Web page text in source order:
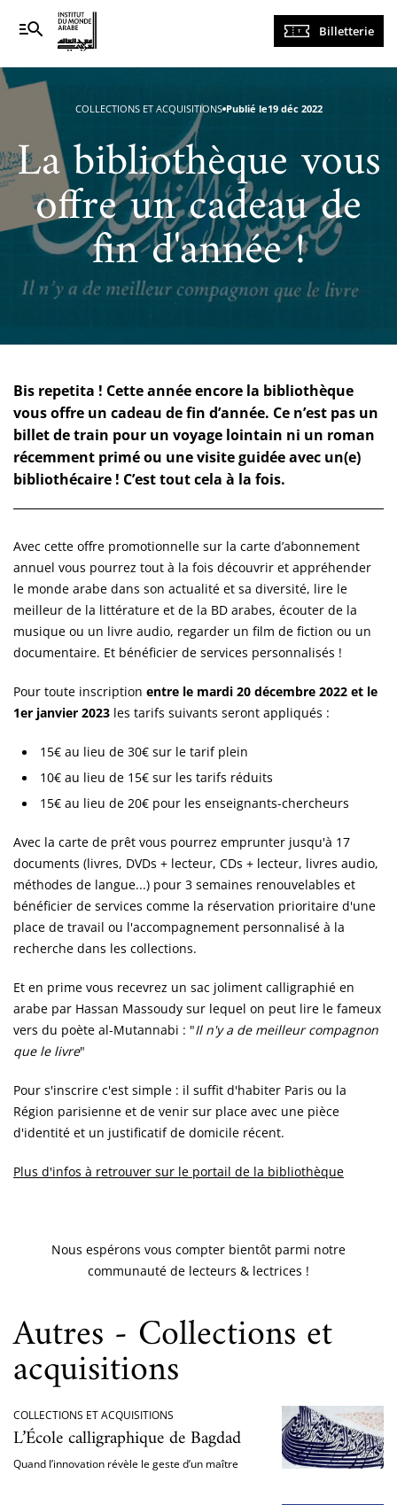
Navigation
principale
Billetterie
COLLECTIONS ET ACQUISITIONS Publié le19 déc 2022
La bibliothèque vous
offre un cadeau de
fin d'année !
Bis repetita ! Cette année encore la bibliothèque
vous offre un cadeau de fin d’année. Ce n’est pas un
billet de train pour un voyage lointain ni un roman
récemment primé ou une visite guidée avec un(e)
bibliothécaire ! C’est tout cela à la fois.
Avec cette offre promotionnelle sur la carte d’abonnement
annuel vous pourrez tout à la fois découvrir et appréhender
le monde arabe dans son actualité et sa diversité, lire le
meilleur de la littérature et de la BD arabes, écouter de la
musique ou un livre audio, regarder un film de fiction ou un
documentaire. Et bénéficier de services personnalisés !
Pour toute inscription entre le mardi 20 décembre 2022 et le
1er janvier 2023 les tarifs suivants seront appliqués :
15€ au lieu de 30€ sur le tarif plein
10€ au lieu de 15€ sur les tarifs réduits
15€ au lieu de 20€ pour les enseignants-chercheurs
Avec la carte de prêt vous pourrez emprunter jusqu'à 17
documents (livres, DVDs + lecteur, CDs + lecteur, livres audio,
méthodes de langue...) pour 3 semaines renouvelables et
bénéficier de services comme la réservation prioritaire d'une
place de travail ou l'accompagnement personnalisé à la
recherche dans les collections.
Et en prime vous recevrez un sac joliment calligraphié en
arabe par Hassan Massoudy sur lequel on peut lire le fameux
vers du poète al-Mutannabi : "Il n'y a de meilleur compagnon
que le livre"
Pour s'inscrire c'est simple : il suffit d'habiter Paris ou la
Région parisienne et de venir sur place avec une pièce
d'identité et un justificatif de domicile récent.
Plus d'infos à retrouver sur le portail de la bibliothèque
Nous espérons vous compter bientôt parmi notre
communauté de lecteurs & lectrices !
Autres - Collections et
acquisitions
COLLECTIONS ET ACQUISITIONS
L’École calligraphique de Bagdad
Quand l’innovation révèle le geste d’un maître